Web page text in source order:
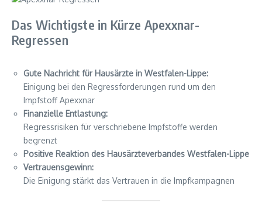
Das Wichtigste in Kürze Apexxnar-
Regressen
Gute Nachricht für Hausärzte in Westfalen-Lippe:
Einigung bei den Regressforderungen rund um den
Impfstoff Apexxnar
Finanzielle Entlastung:
Regressrisiken für verschriebene Impfstoffe werden
begrenzt
Positive Reaktion des Hausärzteverbandes Westfalen-Lippe
Vertrauensgewinn:
Die Einigung stärkt das Vertrauen in die Impfkampagnen